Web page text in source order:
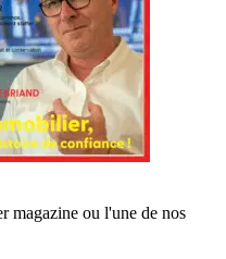
magazine ou l'une de nos